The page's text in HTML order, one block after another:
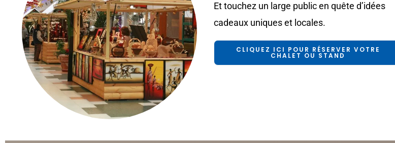
Et touchez un large public en quête d’idées
cadeaux uniques et locales.
CLIQUEZ ICI POUR RÉSERVER VOTRE
CHALET OU STAND